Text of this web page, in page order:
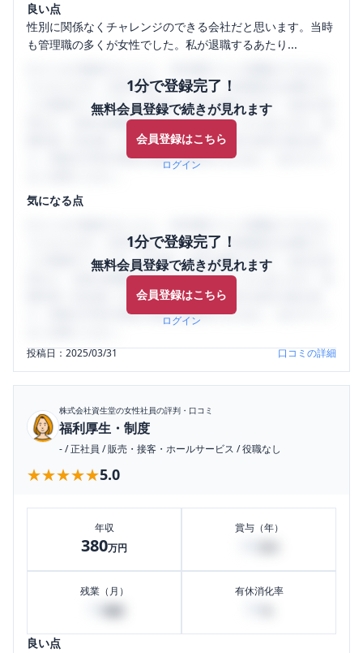
良い点
性別に関係なくチャレンジのできる会社だと思います。当時
も管理職の多くが女性でした。私が退職するあたり...
1分で登録完了！
無料会員登録で続きが見れます
会員登録はこちら
ログイン
うになります。SHEHUB(シーハブ)は、女性限定の企業口コ
ミの投稿サイトです。給与面・女性の働きやすさ・会社の評
判など、女性の転職は気にすべき点がたくさんあります。先
輩社員（元社員）の口コミを通して、本当の会社の姿を知
り、将来の不安や現在の悩みを解消するために、ぜひサイト
気になる点
1分で登録完了！
無料会員登録で続きが見れます
会員登録はこちら
ログイン
うになります。SHEHUB(シーハブ)は、女性限定の企業口コ
ミの投稿サイトです。給与面・女性の働きやすさ・会社の評
判など、女性の転職は気にすべき点がたくさんあります。先
輩社員（元社員）の口コミを通して、本当の会社の姿を知
り、将来の不安や現在の悩みを解消するために、ぜひサイト
投稿日：2025/03/31 口コミの詳細
株式会社資生堂の女性社員の評判・口コミ
福利厚生・制度
-/正社員 /販売・接客・ホールサービス /役職なし
★★★★★
★★★★★5.0
年収
380万円
賞与（年）
残業（月） 有休消化率
良い点